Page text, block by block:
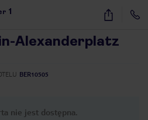
1 28
Alexanderplatz
BER10505
nie jest dostępna.